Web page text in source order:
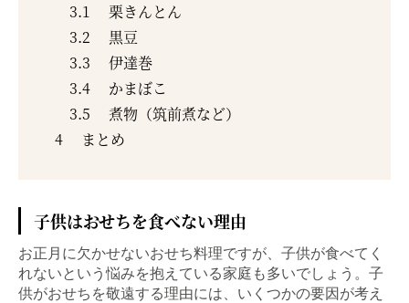
3.1
栗きんとん
3.2
黒豆
3.3
伊達巻
3.4
かまぼこ
3.5
煮物（筑前煮など）
4
まとめ
子供はおせちを食べない理由
お正月に欠かせないおせち料理ですが、子供が食べてく
れないという悩みを抱えている家庭も多いでしょう。子
供がおせちを敬遠する理由には、いくつかの要因が考え